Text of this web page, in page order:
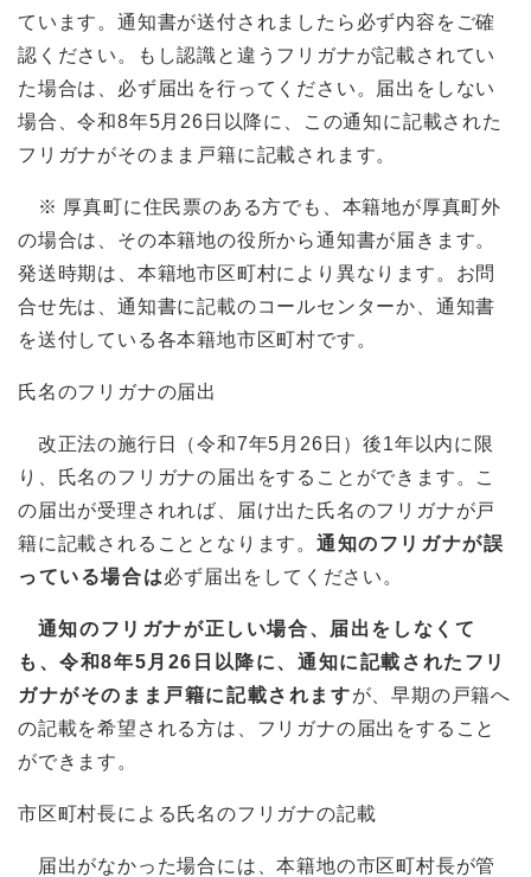
ています。通知書が送付されましたら必ず内容をご確
認ください。もし認識と違うフリガナが記載されてい
た場合は、必ず届出を行ってください。届出をしない
場合、令和8年5月26日以降に、この通知に記載された
フリガナがそのまま戸籍に記載されます。
※ 厚真町に住民票のある方でも、本籍地が厚真町外
の場合は、その本籍地の役所から通知書が届きます。
発送時期は、本籍地市区町村により異なります。お問
合せ先は、通知書に記載のコールセンターか、通知書
を送付している各本籍地市区町村です。
氏名のフリガナの届出
改正法の施行日（令和7年5月26日）後1年以内に限
り、氏名のフリガナの届出をすることができます。こ
の届出が受理されれば、届け出た氏名のフリガナが戸
籍に記載されることとなります。 通知のフリガナが誤
っている場合は必ず届出をしてください。
通知のフリガナが正しい場合、届出をしなくて
も、令和8年5月26日以降に、通知に記載されたフリ
ガナがそのまま戸籍に記載されますが、早期の戸籍へ
の記載を希望される方は、フリガナの届出をすること
ができます。
市区町村長による氏名のフリガナの記載
届出がなかった場合には、本籍地の市区町村長が管